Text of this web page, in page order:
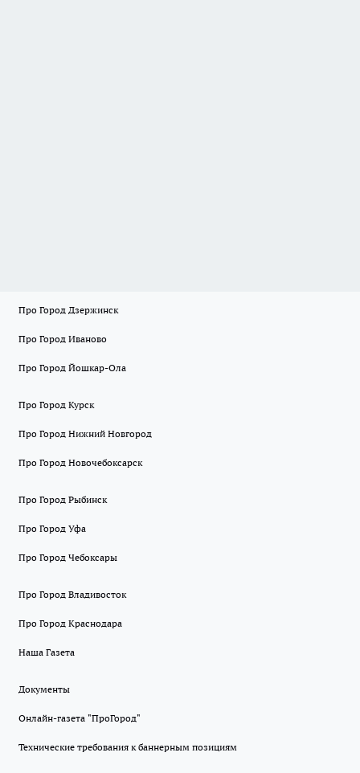
Про Город Дзержинск
Про Город Иваново
Про Город Йошкар-Ола
Про Город Курск
Про Город Нижний Новгород
Про Город Новочебоксарск
Про Город Рыбинск
Про Город Уфа
Про Город Чебоксары
Про Город Владивосток
Про Город Краснодара
Наша Газета
Документы
Онлайн-газета "ПроГород"
Технические требования к баннерным позициям